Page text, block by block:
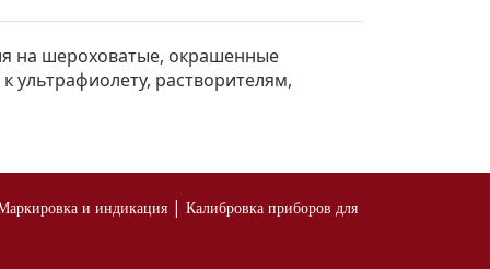
на шероховатые, окрашенные
ультрафиолету, растворителям,
и индикация | Калибровка приборов для